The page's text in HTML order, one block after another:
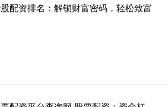
配资排名：解锁财富密码，轻松致富